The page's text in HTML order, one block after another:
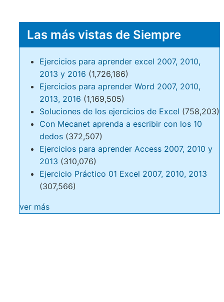
Las más vistas de Siempre
Ejercicios para aprender excel 2007, 2010,
2013 y 2016 (1,726,186)
Ejercicios para aprender Word 2007, 2010,
2013, 2016 (1,169,505)
Soluciones de los ejercicios de Excel (758,203)
Con Mecanet aprenda a escribir con los 10
dedos (372,507)
Ejercicios para aprender Access 2007, 2010 y
2013 (310,076)
Ejercicio Práctico 01 Excel 2007, 2010, 2013
(307,566)
ver más